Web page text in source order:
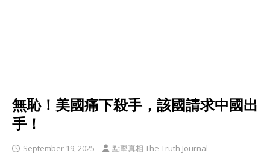
無恥！美國痛下殺手，該國請求中國出
手！
September 19, 2025 點擊真相 The Truth Journal